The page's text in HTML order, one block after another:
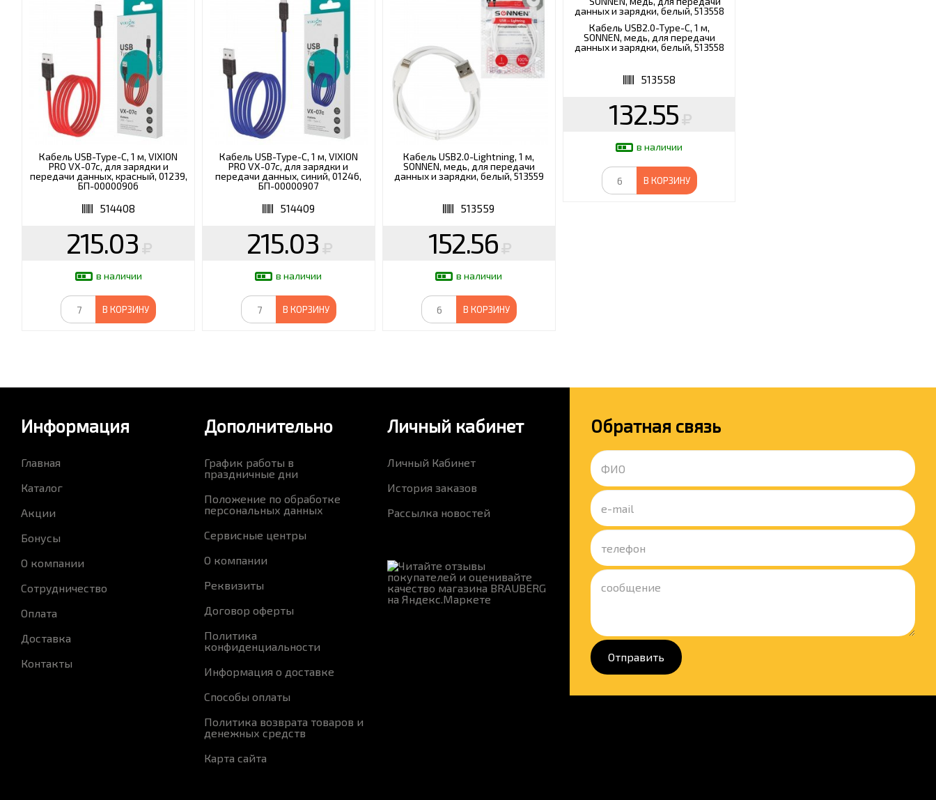
Кабель USB-Type-C, 1 м, VIXION
PRO VX-07c, для зарядки и
передачи данных, красный, 01239,
БП-00000906
514408
215.03
в наличии
В КОРЗИНУ
Кабель USB-Type-C, 1 м, VIXION
PRO VX-07c, для зарядки и
передачи данных, синий, 01246,
БП-00000907
514409
215.03
в наличии
В КОРЗИНУ
Кабель USB2.0-Lightning, 1 м,
SONNEN, медь, для передачи
данных и зарядки, белый, 513559
513559
152.56
в наличии
В КОРЗИНУ
Кабель USB2.0-Type-C, 1 м,
SONNEN, медь, для передачи
данных и зарядки, белый, 513558
513558
132.55
в наличии
В КОРЗИНУ
Информация
Главная
Каталог
Акции
Бонусы
О компании
Сотрудничество
Оплата
Доставка
Контакты
Дополнительно
График работы в
праздничные дни
Положение по обработке
персональных данных
Сервисные центры
О компании
Реквизиты
Договор оферты
Политика
конфиденциальности
Информация о доставке
Способы оплаты
Политика возврата товаров и
денежных средств
Карта сайта
Личный кабинет
Личный Кабинет
История заказов
Рассылка новостей
Обратная связь
Отправить